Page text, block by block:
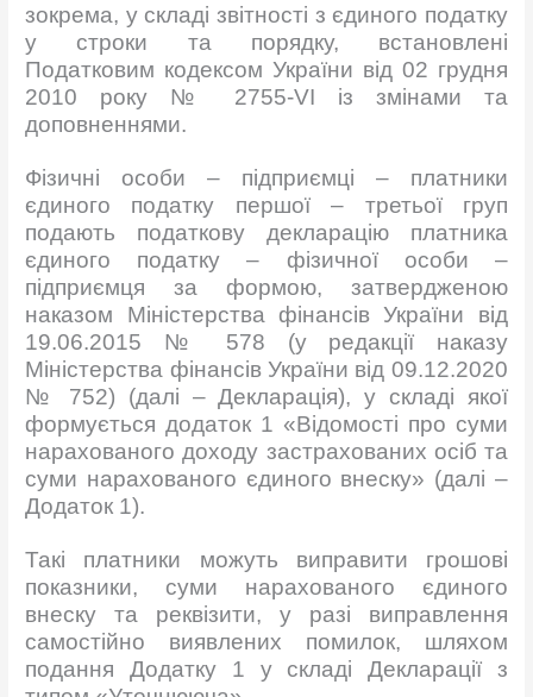
зокрема, у складі звітності з єдиного податку
у строки та порядку, встановлені
Податковим кодексом України від 02 грудня
2010 року № 2755-VI із змінами та
доповненнями.
Фізичні особи – підприємці – платники
єдиного податку першої – третьої груп
подають податкову декларацію платника
єдиного податку – фізичної особи –
підприємця за формою, затвердженою
наказом Міністерства фінансів України від
19.06.2015 № 578 (у редакції наказу
Міністерства фінансів України від 09.12.2020
№ 752) (далі – Декларація), у складі якої
формується додаток 1 «Відомості про суми
нарахованого доходу застрахованих осіб та
суми нарахованого єдиного внеску» (далі –
Додаток 1).
Такі платники можуть виправити грошові
показники, суми нарахованого єдиного
внеску та реквізити, у разі виправлення
самостійно виявлених помилок, шляхом
подання Додатку 1 у складі Декларації з